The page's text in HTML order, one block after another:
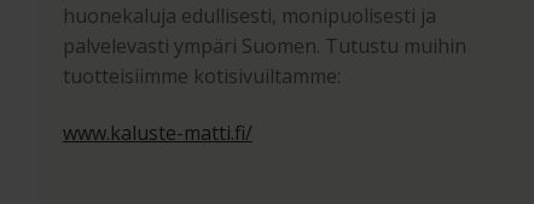
huonekaluja edullisesti, monipuolisesti ja
palvelevasti ympäri Suomen. Tutustu muihin
tuotteisiimme kotisivuiltamme:
www.kaluste-matti.fi/